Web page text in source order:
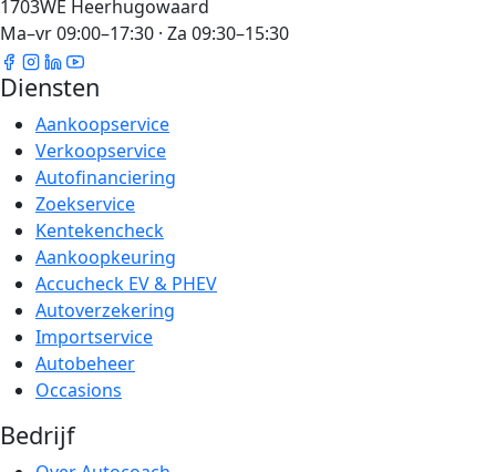
1703WE Heerhugowaard
Ma–vr 09:00–17:30 · Za 09:30–15:30
Diensten
Aankoopservice
Verkoopservice
Autofinanciering
Zoekservice
Kentekencheck
Aankoopkeuring
Accucheck EV & PHEV
Autoverzekering
Importservice
Autobeheer
Occasions
Bedrijf